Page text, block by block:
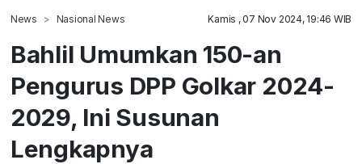
News Nasional News Kamis , 07 Nov 2024, 19:46 WIB
Bahlil Umumkan 150-an
Pengurus DPP Golkar 2024-
2029, Ini Susunan
Lengkapnya